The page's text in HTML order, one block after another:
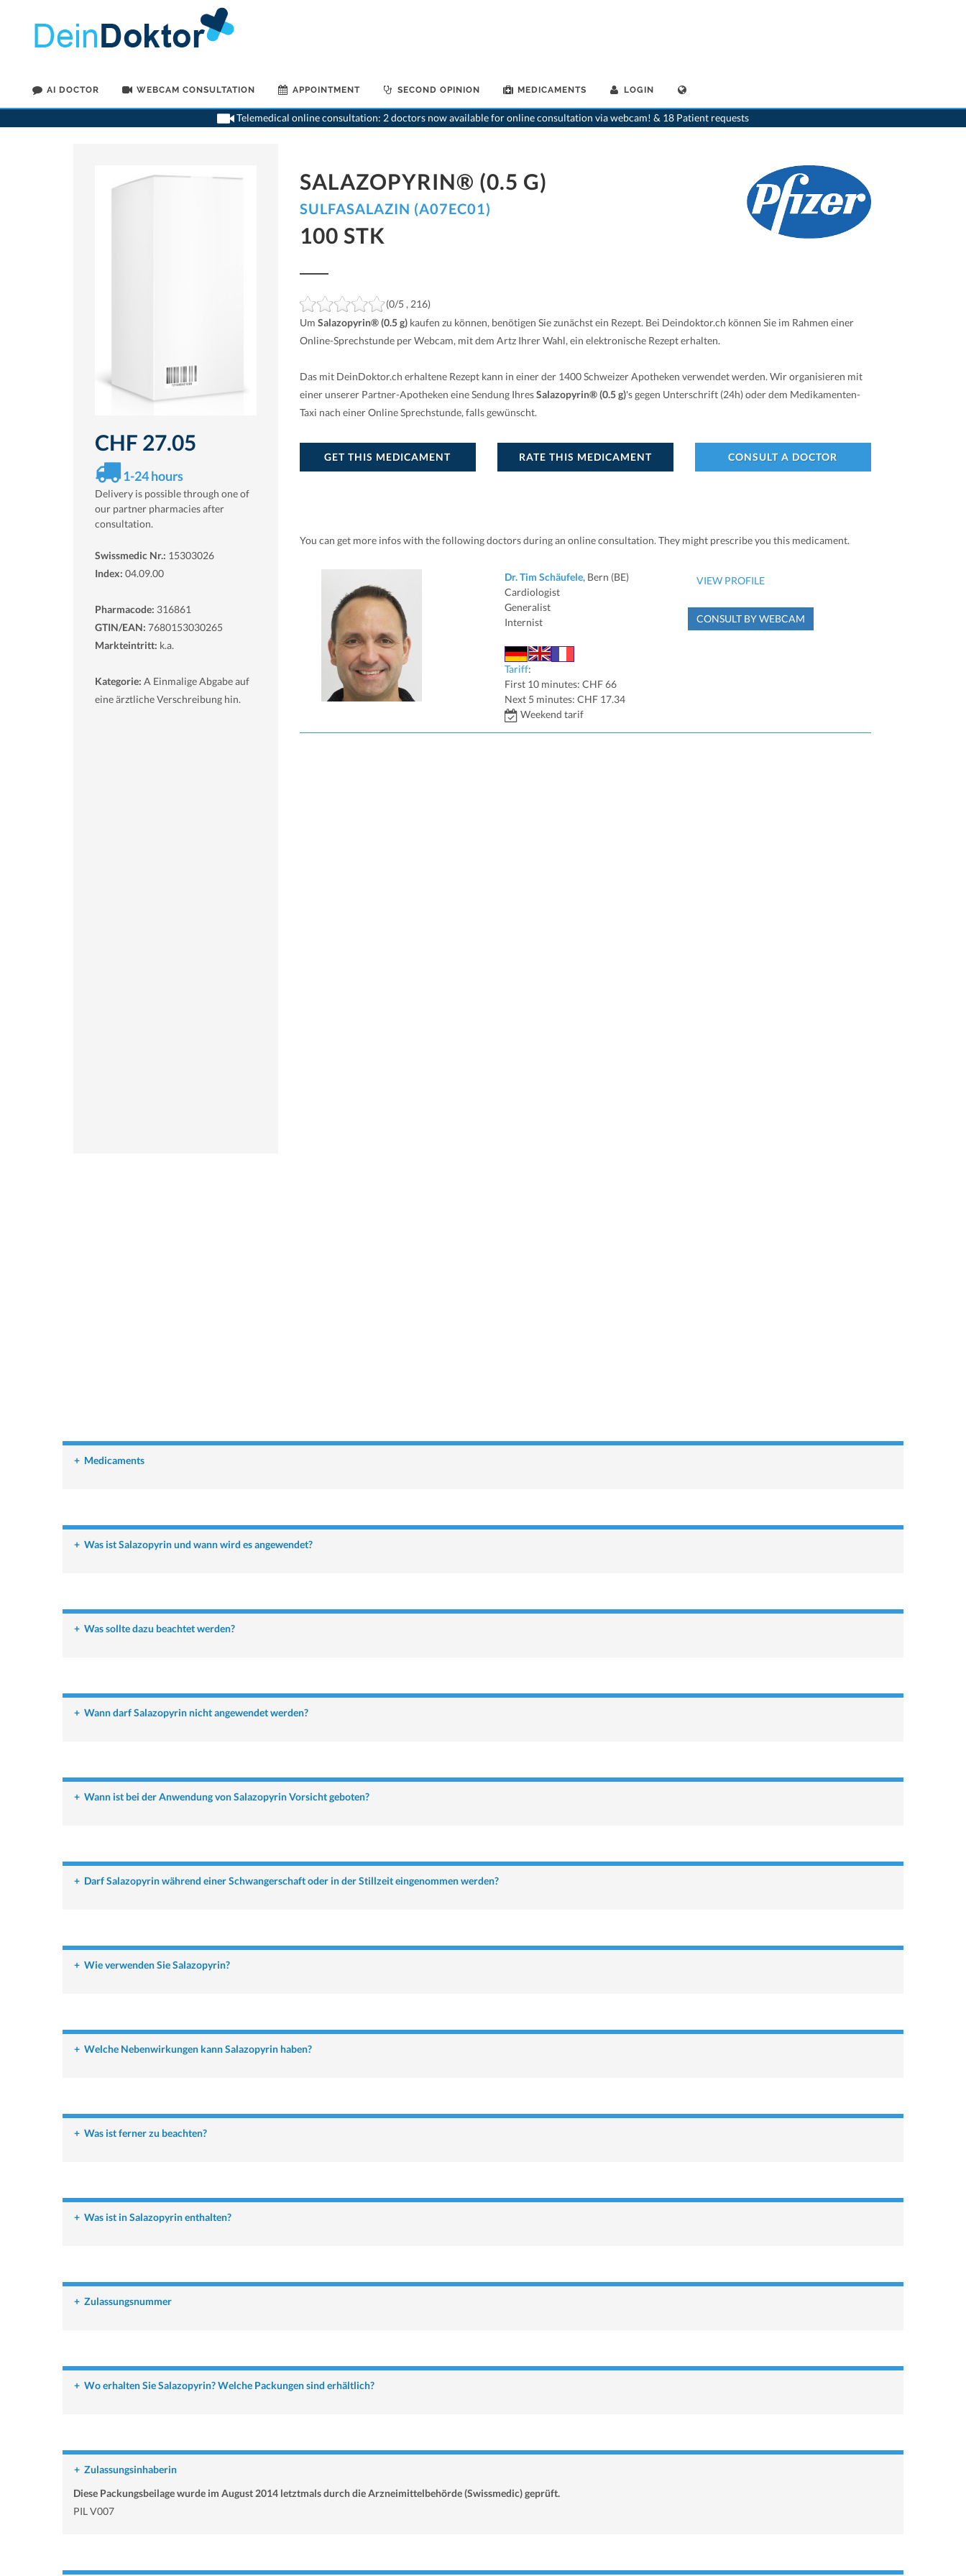
AI DOCTOR WEBCAM CONSULTATION APPOINTMENT SECOND OPINION MEDICAMENTS LOGIN
Telemedical online consultation: 2 doctors now available for online consultation via webcam! & 18 Patient requests
>Home>medikamente-online>Salazopyrin® (0.5 g) Pfizer AG 7680153030265
CHF 27.05
1-24 hours
Delivery is possible through one of
our partner pharmacies after
consultation.
Swissmedic Nr.: 15303026
Index: 04.09.00
Pharmacode: 316861
GTIN/EAN: 7680153030265
Markteintritt: k.a.
Kategorie: A Einmalige Abgabe auf
eine ärztliche Verschreibung hin.
SALAZOPYRIN® (0.5 G)
SULFASALAZIN (A07EC01)
100 STK
(0/5 , 216)
Um Salazopyrin® (0.5 g) kaufen zu können, benötigen Sie zunächst ein Rezept. Bei Deindoktor.ch können Sie im Rahmen einer
Online-Sprechstunde per Webcam, mit dem Artz Ihrer Wahl, ein elektronische Rezept erhalten.
Das mit DeinDoktor.ch erhaltene Rezept kann in einer der 1400 Schweizer Apotheken verwendet werden. Wir organisieren mit
einer unserer Partner-Apotheken eine Sendung IhresSalazopyrin® (0.5 g)'s gegen Unterschrift (24h) oder dem Medikamenten-
Taxi nach einer Online Sprechstunde, falls gewünscht.
GET THIS MEDICAMENT RATE THIS MEDICAMENT CONSULT A DOCTOR
You can get more infos with the following doctors during an online consultation. They might prescribe you this medicament.
Dr. Tim Schäufele, Bern (BE)
Cardiologist
Generalist
Internist
Tariff:
First 10 minutes: CHF 66
Next 5 minutes: CHF 17.34
Weekend tarif
VIEW PROFILE
CONSULT BY WEBCAM
+ Medicaments
+ Was ist Salazopyrin und wann wird es angewendet?
+ Was sollte dazu beachtet werden?
+ Wann darf Salazopyrin nicht angewendet werden?
+ Wann ist bei der Anwendung von Salazopyrin Vorsicht geboten?
+ Darf Salazopyrin während einer Schwangerschaft oder in der Stillzeit eingenommen werden?
+ Wie verwenden Sie Salazopyrin?
+ Welche Nebenwirkungen kann Salazopyrin haben?
+ Was ist ferner zu beachten?
+ Was ist in Salazopyrin enthalten?
+ Zulassungsnummer
+ Wo erhalten Sie Salazopyrin? Welche Packungen sind erhältlich?
+ Zulassungsinhaberin
Diese Packungsbeilage wurde im August 2014 letztmals durch die Arzneimittelbehörde (Swissmedic) geprüft.
PIL V007